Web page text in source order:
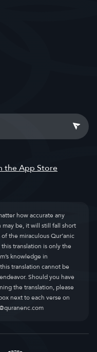
how accurate any
be, it will still fall short
the miraculous Qur’anic
translation is only the
knowledge in
translation cannot be
Should you have
the translation, please
next to each verse on